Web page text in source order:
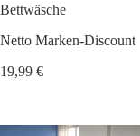
Bettwäsche
Netto Marken-Discount
19,99 €